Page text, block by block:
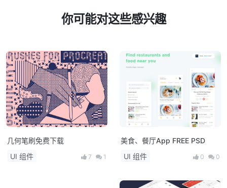
你可能对这些感兴趣
几何笔刷免费下载
UI 组件
7 1
美食、餐厅App FREE PSD
UI 组件
0 0